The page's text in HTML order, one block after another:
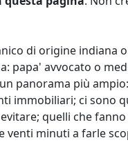
di origine indiana
avvocato o
panorama più
immobiliari; ci sono
quelli che
venti minuti a farle